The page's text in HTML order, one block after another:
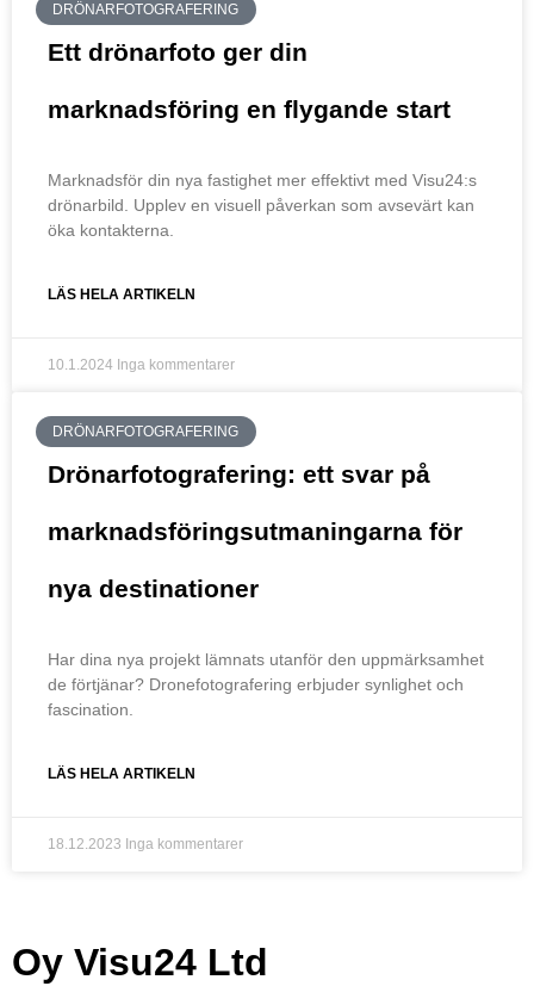
DRÖNARFOTOGRAFERING
Ett drönarfoto ger din
marknadsföring en flygande start
Marknadsför din nya fastighet mer effektivt med Visu24:s
drönarbild. Upplev en visuell påverkan som avsevärt kan
öka kontakterna.
LÄS HELA ARTIKELN
10.1.2024 Inga kommentarer
DRÖNARFOTOGRAFERING
Drönarfotografering: ett svar på
marknadsföringsutmaningarna för
nya destinationer
Har dina nya projekt lämnats utanför den uppmärksamhet
de förtjänar? Dronefotografering erbjuder synlighet och
fascination.
LÄS HELA ARTIKELN
18.12.2023 Inga kommentarer
Oy Visu24 Ltd